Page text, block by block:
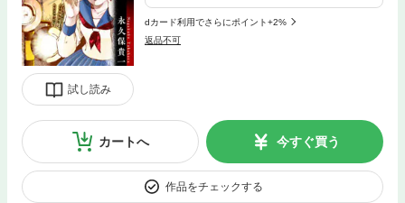
試し読み
dカード利用でさらにポイント+2%
返品不可
カートへ 今すぐ買う
作品をチェックする